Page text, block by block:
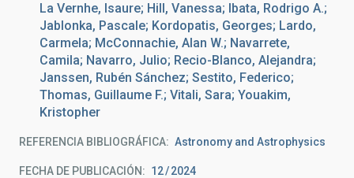
La Vernhe, Isaure; Hill, Vanessa; Ibata, Rodrigo A.;
Jablonka, Pascale; Kordopatis, Georges; Lardo,
Carmela; McConnachie, Alan W.; Navarrete,
Camila; Navarro, Julio; Recio-Blanco, Alejandra;
Janssen, Rubén Sánchez; Sestito, Federico;
Thomas, Guillaume F.; Vitali, Sara; Youakim,
Kristopher
REFERENCIA BIBLIOGRÁFICA Astronomy and Astrophysics
FECHA DE PUBLICACIÓN: 12 2024